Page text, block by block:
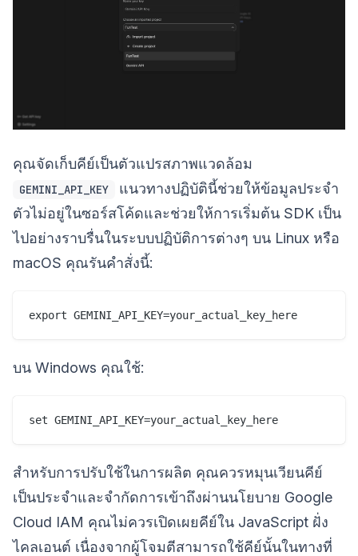
คุณจัดเก็บคีย์เป็นตัวแปรสภาพแวดล้อม
GEMINI_API_KEY
แนวทางปฏิบัตินี้ช่วยให้ข้อมูลประจำ
ตัวไม่อยู่ในซอร์สโค้ดและช่วยให้การเริ่มต้น SDK เป็น
ไปอย่างราบรื่นในระบบปฏิบัติการต่างๆ บน Linux หรือ
macOS คุณรันคำสั่งนี้:
บน Windows คุณใช้:
สำหรับการปรับใช้ในการผลิต คุณควรหมุนเวียนคีย์
เป็นประจำและจำกัดการเข้าถึงผ่านนโยบาย Google
Cloud IAM คุณไม่ควรเปิดเผยคีย์ใน JavaScript ฝั่ง
ไคลเอนต์ เนื่องจากผู้โจมตีสามารถใช้คีย์นั้นในทางที่